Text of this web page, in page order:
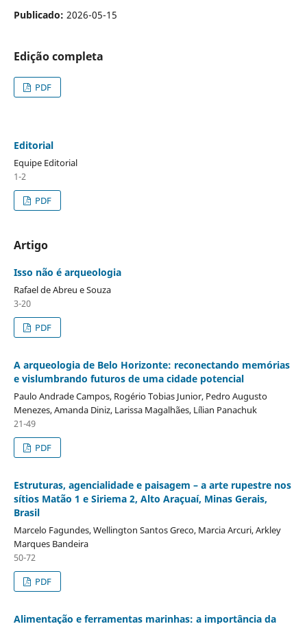
Publicado: 2026-05-15
Edição completa
PDF
Editorial
Equipe Editorial
1-2
PDF
Artigo
Isso não é arqueologia
Rafael de Abreu e Souza
3-20
PDF
A arqueologia de Belo Horizonte: reconectando memórias
e vislumbrando futuros de uma cidade potencial
Paulo Andrade Campos, Rogério Tobias Junior, Pedro Augusto
Menezes, Amanda Diniz, Larissa Magalhães, Lílian Panachuk
21-49
PDF
Estruturas, agencialidade e paisagem – a arte rupestre nos
sítios Matão 1 e Siriema 2, Alto Araçuaí, Minas Gerais,
Brasil
Marcelo Fagundes, Wellington Santos Greco, Marcia Arcuri, Arkley
Marques Bandeira
50-72
PDF
Alimentação e ferramentas marinhas: a importância da